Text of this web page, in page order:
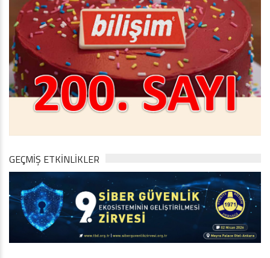
GEÇMİŞ ETKİNLİKLER